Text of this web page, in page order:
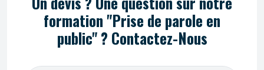
formation "Prise de parole en
public" ? Contactez-Nous